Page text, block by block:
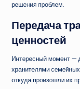
решения проблем.
Передача
ценностей
Интересный момент —
хранителями
откуда произошли их